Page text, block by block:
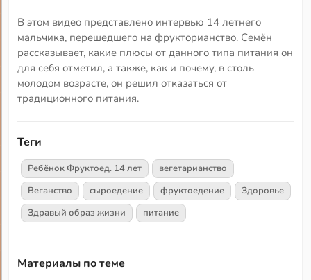
В этом видео представлено интервью 14 летнего
мальчика, перешедшего на фрукторианство. Семён
рассказывает, какие плюсы от данного типа питания он
для себя отметил, а также, как и почему, в столь
молодом возрасте, он решил отказаться от
традиционного питания.
Теги
Ребёнок Фруктоед. 14 лет
вегетарианство
Веганство
сыроедение фруктоедение
Здоровье
Здравый образ жизни
питание
Материалы по теме